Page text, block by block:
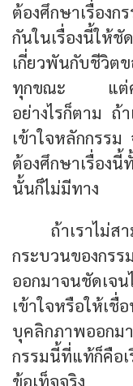
ต้องศึกษาเรื่อง
กันในเรื่องนี้ให้ชั
เกี่ยวพันกับชีวิตข
ทุกขณะ แต่คว
อย่างไรก็ตาม ถ้
เข้าใจหลักกรร
ต้องศึกษาเรื่อง
นั้นก็ไม่มีทาง
ถ้าเราไม่ส
กระบวนของกร
ออกมาจนชัดเจ
เข้าใจหรือให้เ
บุคลิกภาพออก
กรรมนี้ที่แท้ก็คือ
ข้อเท็จจริง